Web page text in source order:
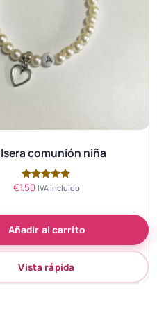
comunión niña
Valorado
de 5
€1.50 IVA incluido
Añadir al carrito
Vista rápida